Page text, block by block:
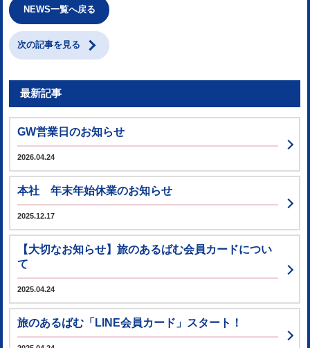
NEWS一覧へ戻る
次の記事を見る
最新記事
GW営業日のお知らせ
2026.04.24
本社 年末年始休業のお知らせ
2025.12.17
【大切なお知らせ】旅のあるばむ会員カードについ
て
2025.04.24
旅のあるばむ「LINE会員カード」スタート！